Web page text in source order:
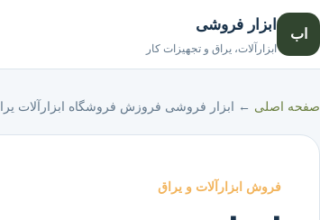
اب
ابزار فروشی
ابزارآلات، یراق و تجهیزات کار
صفحه اصلی ← ابزار فروشی فروزش فروشگاه ابزارآلات
فروش ابزارآلات و یراق